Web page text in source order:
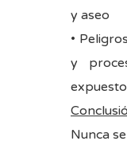
y aseo
•
y
Nunca